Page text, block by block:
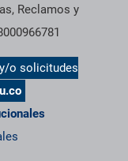
Reclamos y
o solicitudes